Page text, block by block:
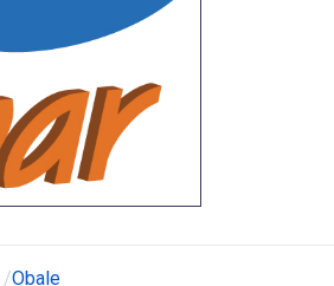
Obale